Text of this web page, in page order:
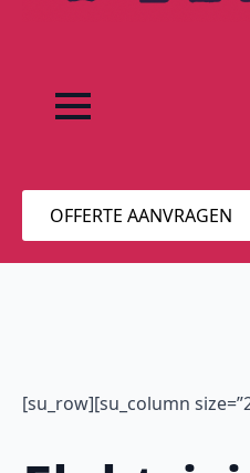
OFFERTE AANVRAGEN
[su_row][su_column